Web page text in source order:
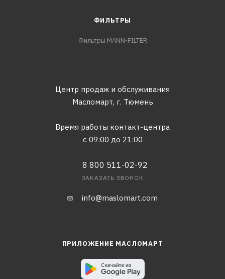
ФИЛЬТРЫ
Фильтры MANN-FILTER
Центр продаж и обслуживания
Масломарт, г. Тюмень
Время работы контакт-центра
с 09:00 до 21:00
8 800 511-02-92
ЗАКАЗАТЬ ЗВОНОК
info@maslomart.com
ПРИЛОЖЕНИЕ МАСЛОМАРТ